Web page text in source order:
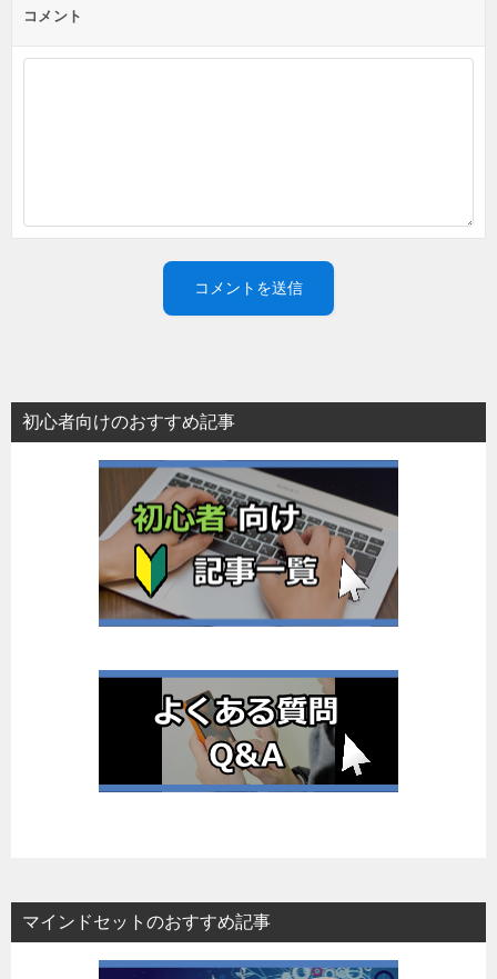
コメント
初心者向けのおすすめ記事
マインドセットのおすすめ記事